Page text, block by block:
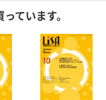
ています。